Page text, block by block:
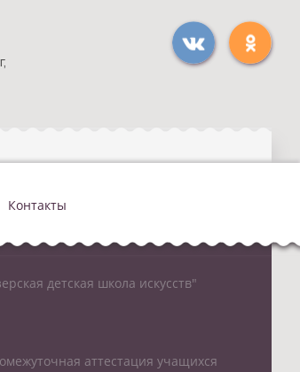
Контакты
детская школа искусств"
аттестация учащихся